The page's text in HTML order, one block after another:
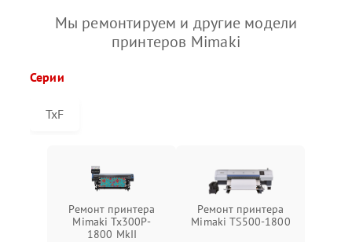
Мы ремонтируем и другие модели
принтеров Mimaki
Серии
TxF
Ремонт принтера
Mimaki Tx300P-
1800 MkII
Ремонт принтера
Mimaki TS500-1800